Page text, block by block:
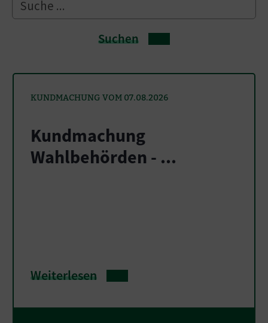
Suchen
KUNDMACHUNG VOM 07.08.2026
Kundmachung
Wahlbehörden - ...
Weiterlesen